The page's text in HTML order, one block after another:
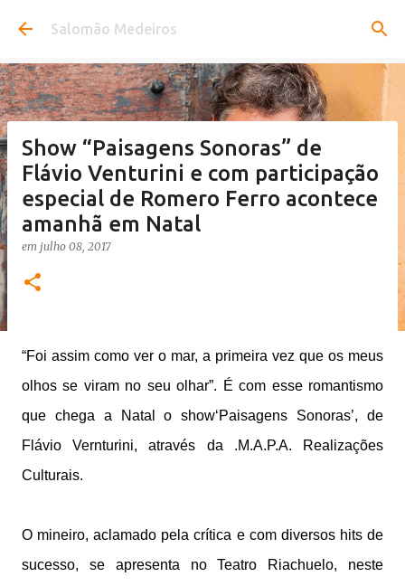
Pular para o conteúdo principal
Salomão Medeiros
Show “Paisagens Sonoras” de
Flávio Venturini e com participação
especial de Romero Ferro acontece
amanhã em Natal
em julho 08, 2017
“Foi assim como ver o mar, a primeira vez que os meus
olhos se viram no seu olhar”. É com esse romantismo
que chega a Natal o show‘Paisagens Sonoras’, de
Flávio Vernturini, através da .M.A.P.A. Realizações
Culturais.
O mineiro, aclamado pela crítica e com diversos hits de
sucesso, se apresenta no Teatro Riachuelo, neste